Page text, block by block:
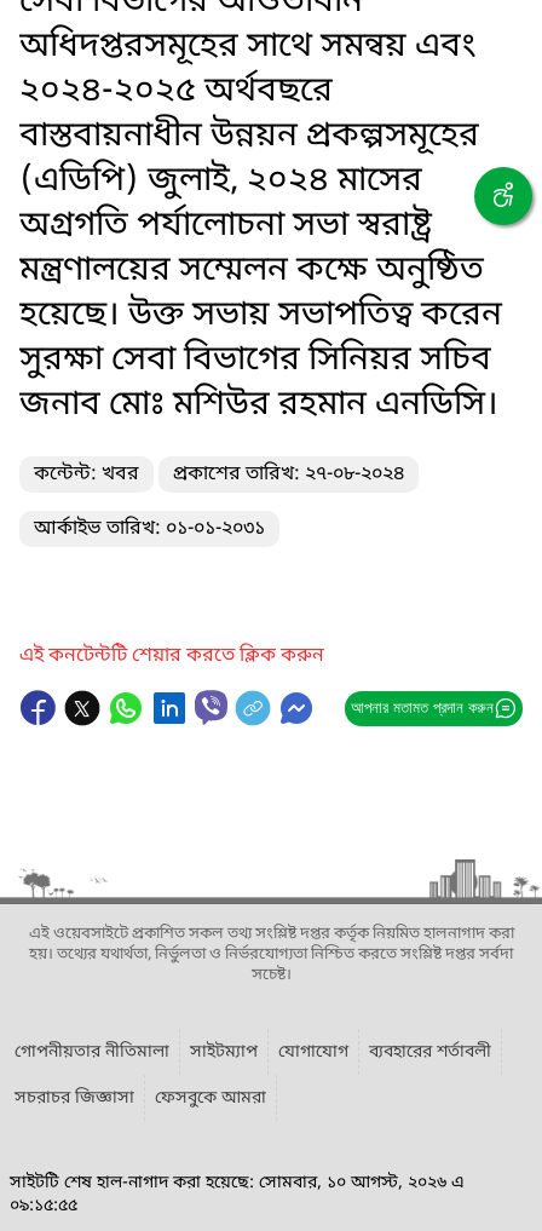
অধিদপ্তরসমূহের সাথে সমন্বয় এবং
২০২৪-২০২৫ অর্থবছরে
বাস্তবায়নাধীন উন্নয়ন প্রকল্পসমূহের
(এডিপি) জুলাই, ২০২৪ মাসের
অগ্রগতি পর্যালোচনা সভা স্বরাষ্ট্র
মন্ত্রণালয়ের সম্মেলন কক্ষে অনুষ্ঠিত
হয়েছে। উক্ত সভায় সভাপতিত্ব করেন
সুরক্ষা সেবা বিভাগের সিনিয়র সচিব
জনাব মোঃ মশিউর রহমান এনডিসি।
কন্টেন্ট: খবর প্রকাশের তারিখ: ২৭-০৮-২০২৪
আর্কাইভ তারিখ: ০১-০১-২০৩১
এই কনটেন্টটি শেয়ার করতে ক্লিক করুন
আপনার মতামত প্রদান করুন
এই ওয়েবসাইটে প্রকাশিত সকল তথ্য সংশ্লিষ্ট দপ্তর কর্তৃক নিয়মিত হালনাগাদ করা
হয়। তথ্যের যথার্থতা, নির্ভুলতা ও নির্ভরযোগ্যতা নিশ্চিত করতে সংশ্লিষ্ট দপ্তর সর্বদা
সচেষ্ট।
গোপনীয়তার নীতিমালা সাইটম্যাপ যোগাযোগ
ব্যবহারের শর্তাবলী
সচরাচর জিজ্ঞাসা
ফেসবুকে আমরা
সাইটটি শেষ হাল-নাগাদ করা হয়েছে: সোমবার, ১০ আগস্ট, ২০২৬ এ
০৯:১৫:৫৫